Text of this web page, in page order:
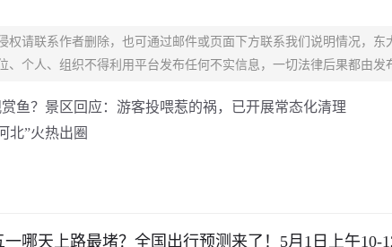
权请联系作者删除，也可通过邮件或页面下方联系我们说明情况，东
个人、组织不得利用平台发布任何不实信息，一切法律后果都由发
鱼？景区回应：游客投喂惹的祸，已开展常态化清理
北”火热出圈
一哪天上路最堵？全国出行预测来了！5月1日上午10-